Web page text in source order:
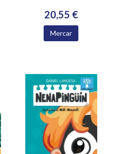
20,55 €
Mercar